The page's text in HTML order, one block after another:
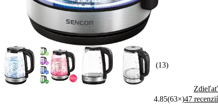
(13)
Zdieľať
4.85(63×)47 recenzií